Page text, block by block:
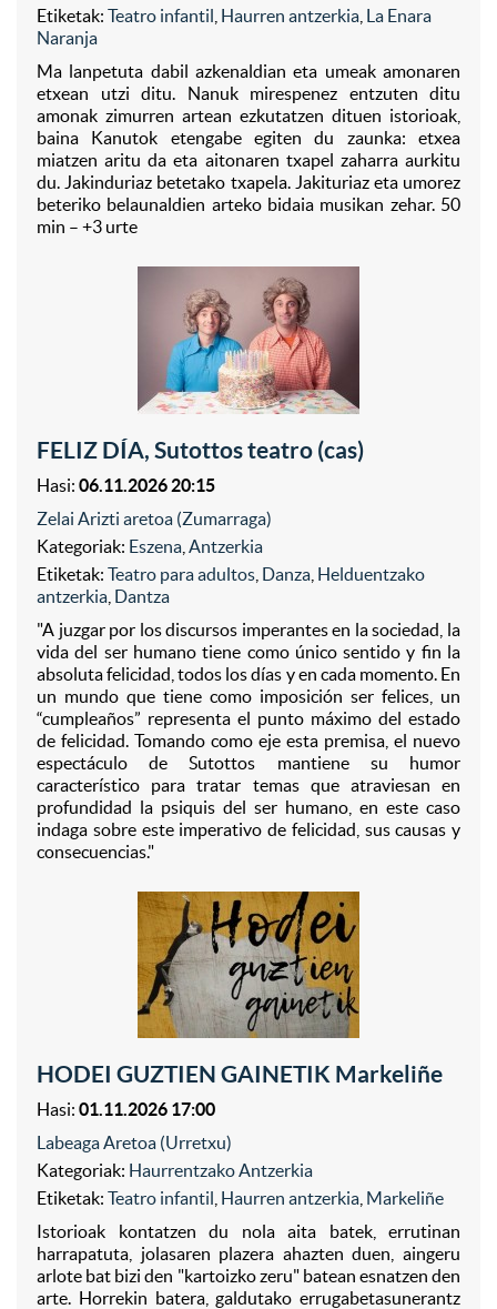
Etiketak: Teatro infantil Haurren antzerkia La Enara
Naranja
Ma lanpetuta dabil azkenaldian eta umeak amonaren
etxean utzi ditu. Nanuk mirespenez entzuten ditu
amonak zimurren artean ezkutatzen dituen istorioak,
baina Kanutok etengabe egiten du zaunka: etxea
miatzen aritu da eta aitonaren txapel zaharra aurkitu
du. Jakinduriaz betetako txapela. Jakituriaz eta umorez
beteriko belaunaldien arteko bidaia musikan zehar. 50
min – +3 urte
FELIZ DÍA, Sutottos teatro (cas)
Hasi: 06.11.2026 20:15
Zelai Arizti aretoa (Zumarraga)
Kategoriak: Eszena Antzerkia
Etiketak: Teatro para adultos Danza Helduentzako
antzerkia Dantza
"A juzgar por los discursos imperantes en la sociedad, la
vida del ser humano tiene como único sentido y fin la
absoluta felicidad, todos los días y en cada momento. En
un mundo que tiene como imposición ser felices, un
“cumpleaños” representa el punto máximo del estado
de felicidad. Tomando como eje esta premisa, el nuevo
espectáculo de Sutottos mantiene su humor
característico para tratar temas que atraviesan en
profundidad la psiquis del ser humano, en este caso
indaga sobre este imperativo de felicidad, sus causas y
consecuencias."
HODEI GUZTIEN GAINETIK Markeliñe
Hasi: 01.11.2026 17:00
Labeaga Aretoa (Urretxu)
Kategoriak: Haurrentzako Antzerkia
Etiketak: Teatro infantil Haurren antzerkia Markeliñe
Istorioak kontatzen du nola aita batek, errutinan
harrapatuta, jolasaren plazera ahazten duen, aingeru
arlote bat bizi den "kartoizko zeru" batean esnatzen den
arte. Horrekin batera, galdutako errugabetasunerantz